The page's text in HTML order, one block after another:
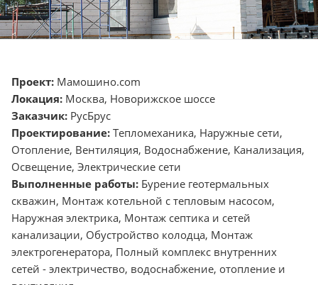
Проект: Мамошино.com
Локация: Москва, Новорижское шоссе
Заказчик: РусБрус
Проектирование: Тепломеханика, Наружные сети,
Отопление, Вентиляция, Водоснабжение, Канализация,
Освещение, Электрические сети
Выполненные работы: Бурение геотермальных
скважин, Монтаж котельной с тепловым насосом,
Наружная электрика, Монтаж септика и сетей
канализации, Обустройство колодца, Монтаж
электрогенератора, Полный комплекс внутренних
сетей - электричество, водоснабжение, отопление и